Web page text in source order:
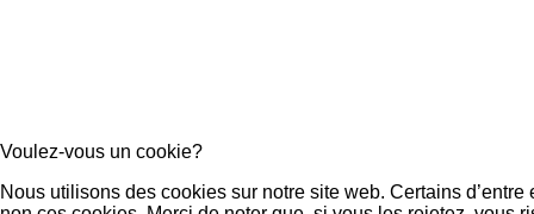
Voulez-vous un cookie?
Nous utilisons des cookies sur notre site web. Certains